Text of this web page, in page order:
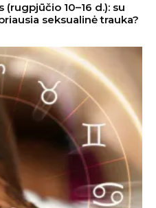
10–16 d.): su
seksualinė trauka?